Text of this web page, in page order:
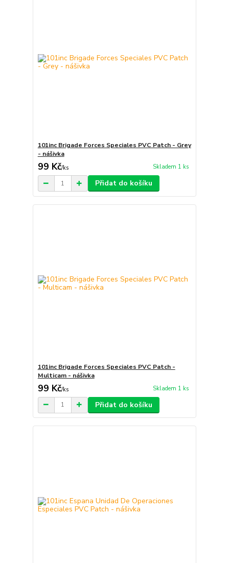
101inc Brigade Forces Speciales PVC Patch - Grey
- nášivka
99 Kč/ks Skladem 1 ks
Přidat do košíku
101inc Brigade Forces Speciales PVC Patch -
Multicam - nášivka
99 Kč/ks Skladem 1 ks
Přidat do košíku